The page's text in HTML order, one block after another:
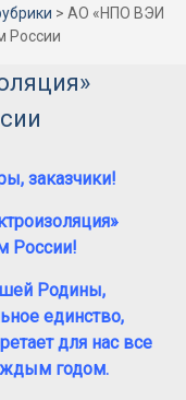
> АО «НПО ВЭИ
России
заказчики!
России!
Родины,
единство,
для нас все
годом.